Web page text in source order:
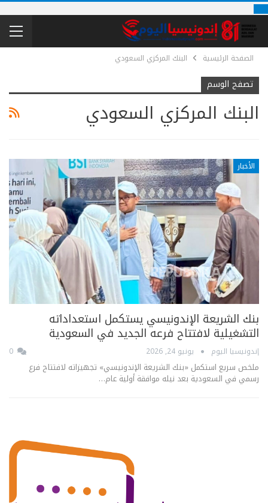
الصفحة الرئيسية البنك المركزي السعودي
تصفح الوسم
البنك المركزي السعودي
الأخبار
بنك الشريعة الإندونيسي يستكمل استعداداته
التشغيلية لافتتاح فرعه الجديد في السعودية
إندونيسيا اليوم يونيو 24, 2026
ملخص سريع استكمل «بنك الشريعة الإندونيسي» تجهيزاته لافتتاح فرع
رسمي في السعودية بعد نيله موافقة أولية عام…